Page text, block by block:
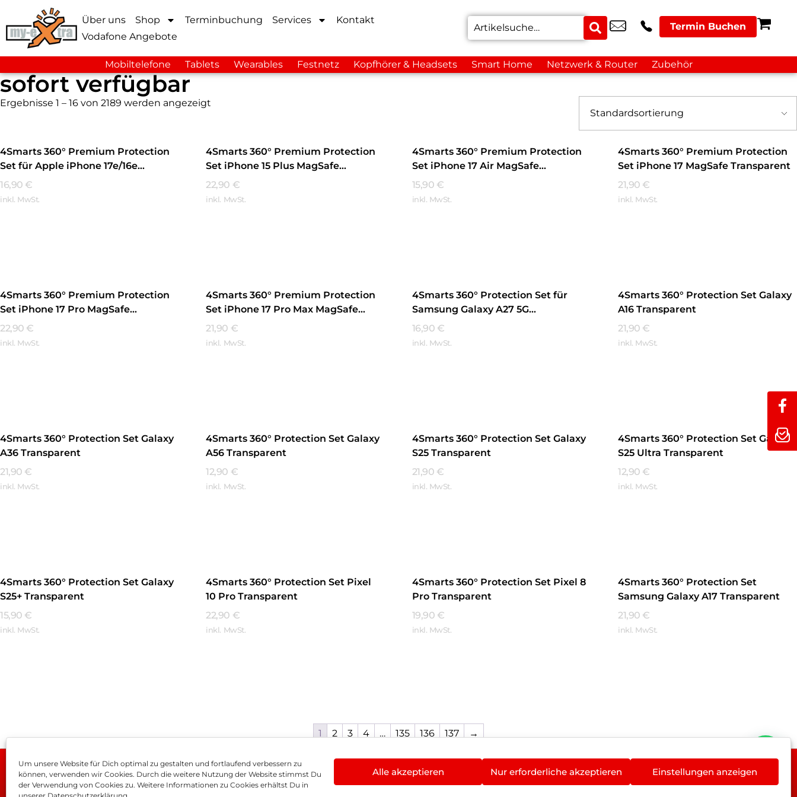
Um unsere Website für Dich optimal zu gestalten und fortlaufend verbessern zu
können, verwenden wir Cookies. Durch die weitere Nutzung der Website stimmst Du
der Verwendung von Cookies zu. Weitere Informationen zu Cookies erhältst Du in
Alle akzeptieren Nur erforderliche akzeptieren Einstellungen anzeigen
Über uns Shop Terminbuchung Services
Kontakt
Vodafone Angebote
Termin Buchen
Mobiltelefone Tablets Wearables Festnetz Kopfhörer & Headsets Smart Home Netzwerk & Router Zubehör
sofort verfügbar
Ergebnisse 1 – 16 von 2189 werden angezeigt
4Smarts 360° Premium Protection
Set für Apple iPhone 17e/16e
MagSafe-kompatibel Transparent
16,90 €
inkl. MwSt.
4Smarts 360° Premium Protection
Set iPhone 15 Plus MagSafe
Transparent
22,90 €
inkl. MwSt.
4Smarts 360° Premium Protection
Set iPhone 17 Air MagSafe
Transparent
15,90 €
inkl. MwSt.
4Smarts 360° Premium Protection
Set iPhone 17 MagSafe Transparent
21,90 €
inkl. MwSt.
4Smarts 360° Premium Protection
Set iPhone 17 Pro MagSafe
Transparent
22,90 €
inkl. MwSt.
4Smarts 360° Premium Protection
Set iPhone 17 Pro Max MagSafe
Transparent
21,90 €
inkl. MwSt.
4Smarts 360° Protection Set für
Samsung Galaxy A27 5G
Transparent
16,90 €
inkl. MwSt.
4Smarts 360° Protection Set Galaxy
A16 Transparent
21,90 €
inkl. MwSt.
4Smarts 360° Protection Set Galaxy
A36 Transparent
21,90 €
inkl. MwSt.
4Smarts 360° Protection Set Galaxy
A56 Transparent
12,90 €
inkl. MwSt.
4Smarts 360° Protection Set Galaxy
S25 Transparent
21,90 €
inkl. MwSt.
4Smarts 360° Protection Set Galaxy
S25 Ultra Transparent
12,90 €
inkl. MwSt.
4Smarts 360° Protection Set Galaxy
S25+ Transparent
15,90 €
inkl. MwSt.
4Smarts 360° Protection Set Pixel
10 Pro Transparent
22,90 €
inkl. MwSt.
4Smarts 360° Protection Set Pixel 8
Pro Transparent
19,90 €
inkl. MwSt.
4Smarts 360° Protection Set
Samsung Galaxy A17 Transparent
21,90 €
inkl. MwSt.
1 2 3 4 … 135 136 137 →
Impressum AGB Datenschutz Vertrag widerrufen Hinweis zur Batterieentsorgung Newsletter